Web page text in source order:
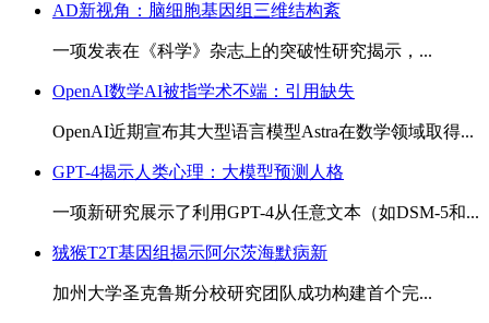
AD新视角：脑细胞基因组三维结构紊
一项发表在《科学》杂志上的突破性研究揭示，...
OpenAI数学AI被指学术不端：引用缺失
OpenAI近期宣布其大型语言模型Astra在数学领域取得...
GPT-4揭示人类心理：大模型预测人格
一项新研究展示了利用GPT-4从任意文本（如DSM-5和...
狨猴T2T基因组揭示阿尔茨海默病新
加州大学圣克鲁斯分校研究团队成功构建首个完...